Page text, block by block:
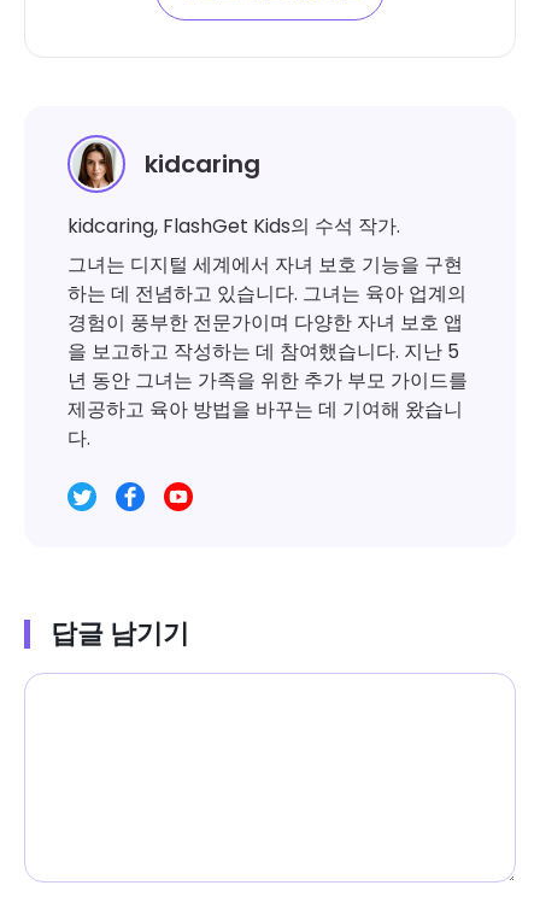
kidcaring
kidcaring, FlashGet Kids의 수석 작가.
그녀는 디지털 세계에서 자녀 보호 기능을 구현
하는 데 전념하고 있습니다. 그녀는 육아 업계의
경험이 풍부한 전문가이며 다양한 자녀 보호 앱
을 보고하고 작성하는 데 참여했습니다. 지난 5
년 동안 그녀는 가족을 위한 추가 부모 가이드를
제공하고 육아 방법을 바꾸는 데 기여해 왔습니
다.
답글 남기기